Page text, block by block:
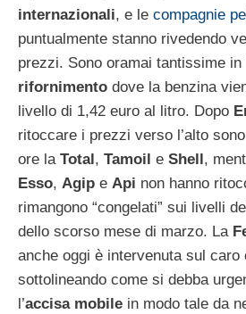
internazionali, e le compagnie
puntualmente stanno rivedendo
prezzi. Sono oramai tantissime in
rifornimento dove la benzina
livello di 1,42 euro al litro. Dopo
ritoccare i prezzi verso l’alto
ore la Total, Tamoil e Shell,
Esso, Agip e Api non hanno
rimangono “congelati” sui livelli
dello scorso mese di marzo. La
anche oggi è intervenuta sul caro
sottolineando come si debba
l’accisa mobile in modo tale da